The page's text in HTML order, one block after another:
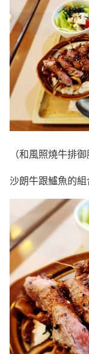
（和風照燒牛排
沙朗牛跟鱸魚的